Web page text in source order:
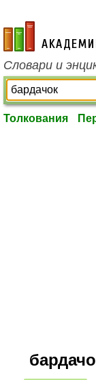
academic.ru
Словари и
Толкования